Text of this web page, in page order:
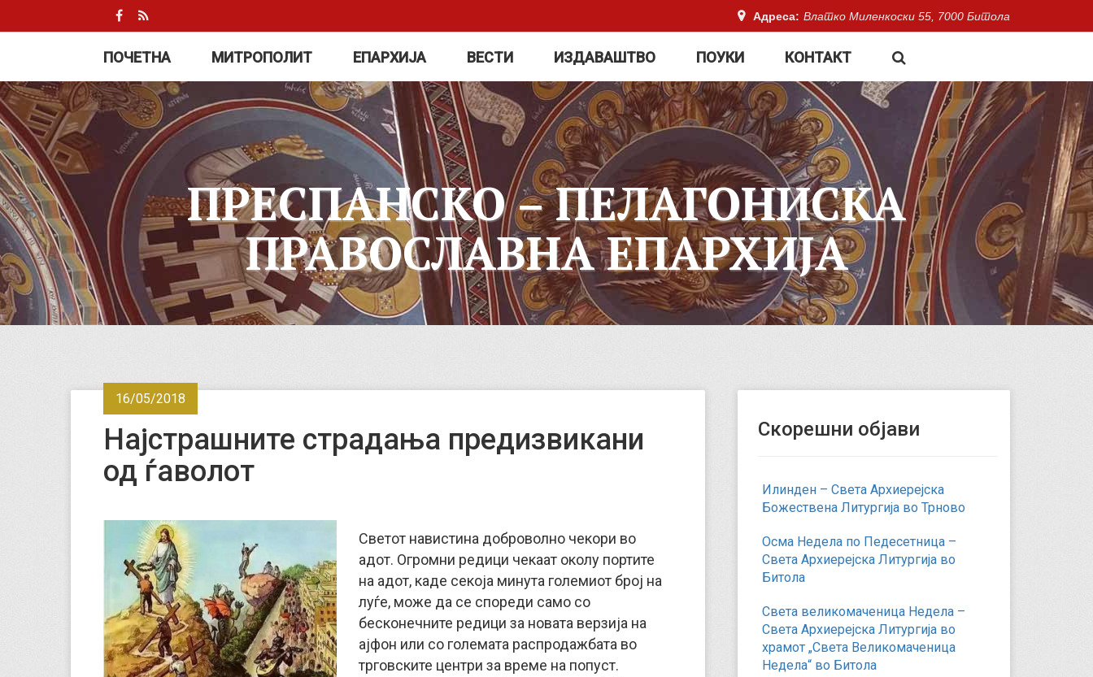
Адреса: Влатко Миленкоски 55, 7000 Битола
ПОЧЕТНА МИТРОПОЛИТ ЕПАРХИЈА ВЕСТИ ИЗДАВАШТВО ПОУКИ КОНТАКТ
ПРЕСПАНСКО – ПЕЛАГОНИСКА
ПРАВОСЛАВНА ЕПАРХИЈА
16/05/2018
Најстрашните страдања предизвикани
од ѓаволот
Светот навистина доброволно чекори во
адот. Огромни редици чекаат околу портите
на адот, каде секоја минута големиот број на
луѓе, може да се спореди само со
бесконечните редици за новата верзија на
ајфон или со големата распродажбата во
трговските центри за време на попуст.
Скорешни објави
Илинден – Света Архиерејска
Божествена Литургија во Трново
Осма Недела по Педесетница –
Света Архиерејска Литургија во
Битола
Света великомаченица Недела –
Света Архиерејска Литургија во
храмот „Света Великомаченица
Недела“ во Битола